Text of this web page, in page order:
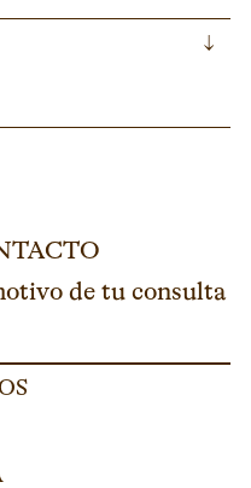
↓
de tu consulta